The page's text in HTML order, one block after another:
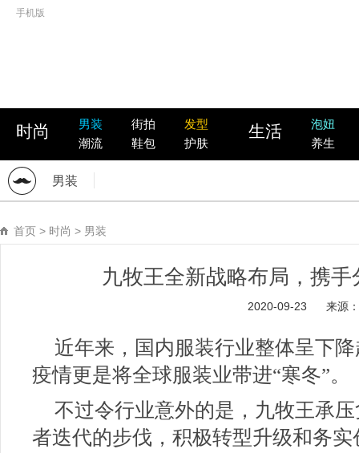
手机版
时尚 男装 街拍
发型
潮流
鞋包 护肤
生活
泡妞
养生
男装
首页 > 时尚 > 男装
九牧王全新战略布局，携
2020-09-23 来源
近年来，国内服装行业整体呈下
疫情更是将全球服装业带进“寒冬”。
不过令行业意外的是，九牧王承
者迭代的步伐，积极转型升级和务